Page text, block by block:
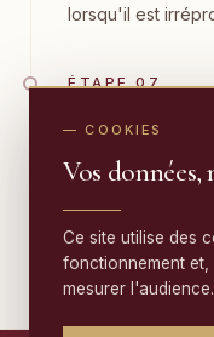
lorsqu'il est
ÉTAPE 07
Livraison &
Nous rapportons
grenoblois, avec
garantie 10 ans
— COOKIES
Vos
Ce site utilise des
fonctionnement
mesurer l'audience.